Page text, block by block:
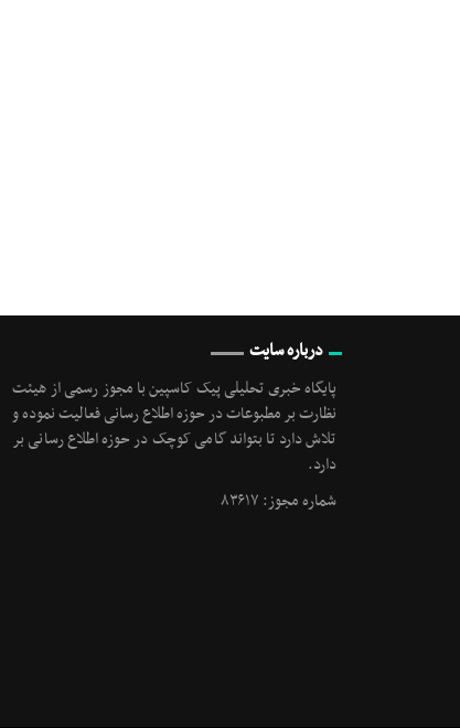
درباره سایت
پایگاه خبری تحلیلی پیک کاسپین با مجوز رسمی از هیئت
نظارت بر مطبوعات در حوزه اطلاع رسانی فعالیت نموده و
تلاش دارد تا بتواند گامی کوچک در حوزه اطلاع رسانی بر
دارد.
شماره مجوز: ۸۳۶۱۷